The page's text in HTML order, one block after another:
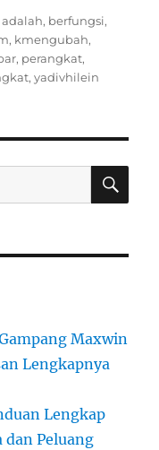
Tags
adalah, berfungsi,
, kmengubah,
, perangkat,
,yadivhilein
Maxwin
Lengkapnya
Lengkap
dan Peluang